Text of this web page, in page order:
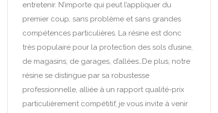
entretenir. N’importe qui peut l’appliquer du
premier coup, sans problème et sans grandes
compétences particulières. La résine est donc
très populaire pour la protection des sols d’usine,
de magasins, de garages, d’allées…De plus, notre
résine se distingue par sa robustesse
professionnelle, alliée à un rapport qualité-prix
particulièrement compétitif, je vous invite à venir